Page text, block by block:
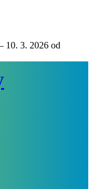
10. 3. 2026 od